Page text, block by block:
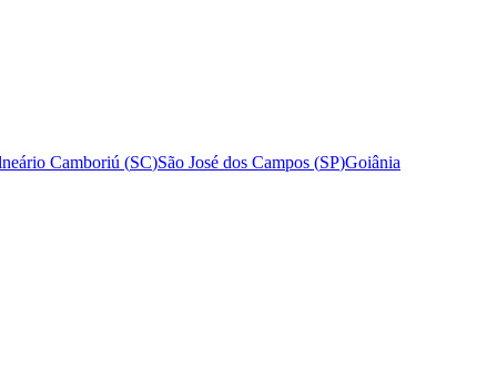
Camboriú (SC)São José dos Campos (SP)Goiânia